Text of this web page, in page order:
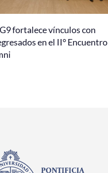
fortalece vínculos con
en el II° Encuentro